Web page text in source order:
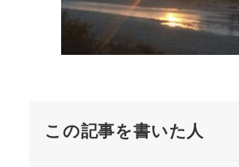
この記事を書いた人